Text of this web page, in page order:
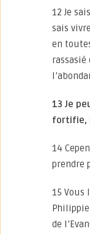
12 Je
sais
en
rassasié
13 Je
fortifie,
14
prendre
15 Vous
de